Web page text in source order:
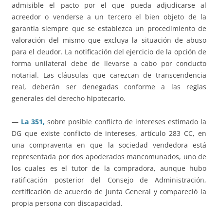
admisible el pacto por el que pueda adjudicarse al
acreedor o venderse a un tercero el bien objeto de la
garantía siempre que se establezca un procedimiento de
valoración del mismo que excluya la situación de abuso
para el deudor. La notificación del ejercicio de la opción de
forma unilateral debe de llevarse a cabo por conducto
notarial. Las cláusulas que carezcan de transcendencia
real, deberán ser denegadas conforme a las reglas
generales del derecho hipotecario.
— La 351, sobre posible conflicto de intereses estimado la
DG que existe conflicto de intereses, artículo 283 CC, en
una compraventa en que la sociedad vendedora está
representada por dos apoderados mancomunados, uno de
los cuales es el tutor de la compradora, aunque hubo
ratificación posterior del Consejo de Administración,
certificación de acuerdo de Junta General y compareció la
propia persona con discapacidad.